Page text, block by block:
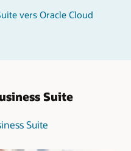
vers Oracle Cloud
Suite
Suite